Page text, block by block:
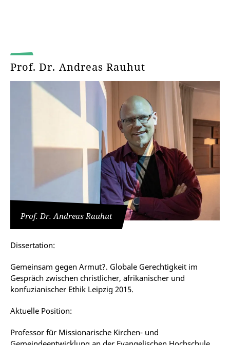
Prof. Dr. Andreas Rauhut
Prof. Dr. Andreas Rauhut
Dissertation:
Gemeinsam gegen Armut?. Globale Gerechtigkeit im
Gespräch zwischen christlicher, afrikanischer und
konfuzianischer Ethik Leipzig 2015.
Aktuelle Position:
Professor für Missionarische Kirchen- und